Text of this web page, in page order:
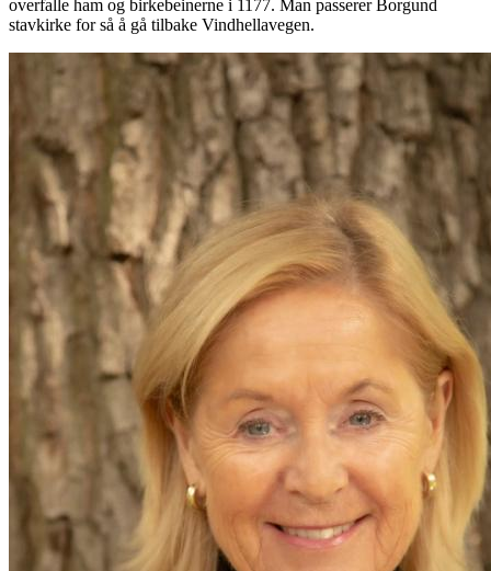
overfalle ham og birkebeinerne i 1177. Man passerer Borgund
stavkirke for så å gå tilbake Vindhellavegen.